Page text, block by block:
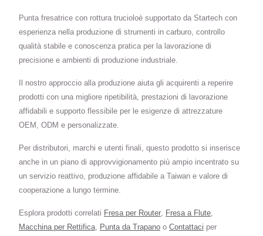
Punta fresatrice con rottura trucioloè supportato da Startech con
esperienza nella produzione di strumenti in carburo, controllo
qualità stabile e conoscenza pratica per la lavorazione di
precisione e ambienti di produzione industriale.
Il nostro approccio alla produzione aiuta gli acquirenti a reperire
prodotti con una migliore ripetibilità, prestazioni di lavorazione
affidabili e supporto flessibile per le esigenze di attrezzature
OEM, ODM e personalizzate.
Per distributori, marchi e utenti finali, questo prodotto si inserisce
anche in un piano di approvvigionamento più ampio incentrato su
un servizio reattivo, produzione affidabile a Taiwan e valore di
cooperazione a lungo termine.
Esplora prodotti correlati Fresa per Router, Fresa a Flute,
Macchina per Rettifica, Punta da Trapano o Contattaci per